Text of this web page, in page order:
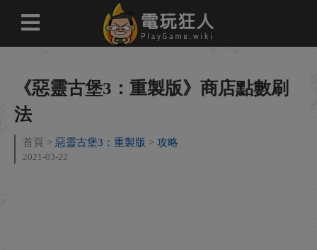
《惡靈古堡3：重製版》商店點數刷
法
首頁 惡靈古堡3：重製版 攻略
2021-03-22